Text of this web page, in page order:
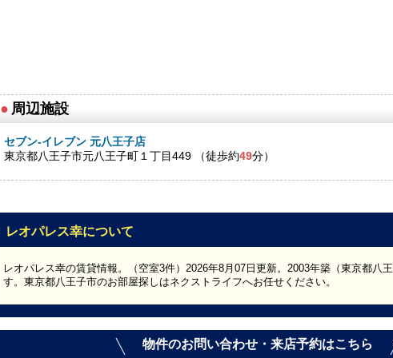
● 周辺施設
セブン-イレブン 元八王子店
東京都八王子市元八王子町１丁目449 （徒歩約49分）
レオパレス幸について
レオパレス幸の賃貸情報。（空室3件）2026年8月07日更新。2003年築（東京都八
す。東京都八王子市のお部屋探しはネクストライフへお任せください。
物件のお問い合わせ・来店予約はこちら